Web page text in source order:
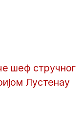
шеф стручног
Лустенау